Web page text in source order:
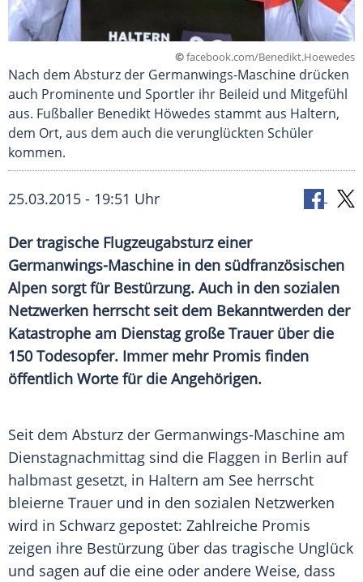
©facebook.com/Benedikt.Hoewedes
Nach dem Absturz der Germanwings-Maschine drücken
auch Prominente und Sportler ihr Beileid und Mitgefühl
aus. Fußballer Benedikt Höwedes stammt aus Haltern,
dem Ort, aus dem auch die verunglückten Schüler
kommen.
25.03.2015 - 19:51 Uhr
Der tragische Flugzeugabsturz einer
Germanwings-Maschine in den südfranzösischen
Alpen sorgt für Bestürzung. Auch in den sozialen
Netzwerken herrscht seit dem Bekanntwerden der
Katastrophe am Dienstag große Trauer über die
150 Todesopfer. Immer mehr Promis finden
öffentlich Worte für die Angehörigen.
Seit dem Absturz der Germanwings-Maschine am
Dienstagnachmittag sind die Flaggen in Berlin auf
halbmast gesetzt, in Haltern am See herrscht
bleierne Trauer und in den sozialen Netzwerken
wird in Schwarz gepostet: Zahlreiche Promis
zeigen ihre Bestürzung über das tragische Unglück
und sagen auf die eine oder andere Weise, dass